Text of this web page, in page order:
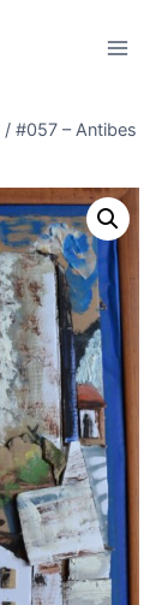
/ #057 – Antibes